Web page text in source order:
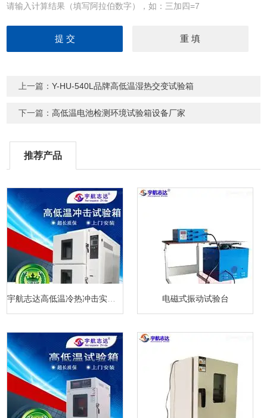
请输入计算结果（填写阿拉伯数字），如：三加四=7
上一篇：Y-HU-540L品牌高低温湿热交变试验箱
下一篇：高低温电池检测环境试验箱设备厂家
推荐产品
电磁式振动试验台